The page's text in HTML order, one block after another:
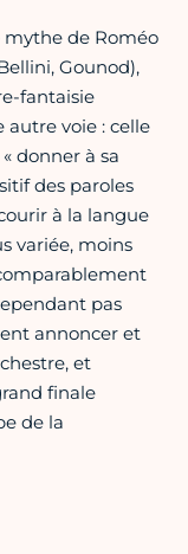
de Roméo
Gounod),
fantaisie
autre voie : celle
donner à sa
des paroles
à la langue
variée, moins
pas
annoncer et
et
finale
de la